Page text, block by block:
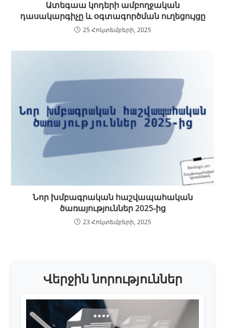
Ատեգաա կոդերի ամբողջական
դասակարգիչը և օգտագործման ուղեցույցը
25 Հոկտեմբերի, 2025
Նոր խմբագրական հաշվապահական
ծառայություններ 2025‑ից
23 Հոկտեմբերի, 2025
Վերջին նորություններ